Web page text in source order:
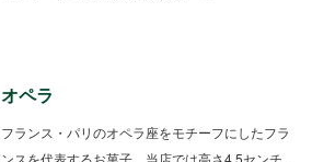
オペラ
フランス・パリのオペラ座をモチーフにしたフラ
ンスを代表するお菓子。当店では高さ4.5センチ、